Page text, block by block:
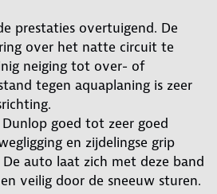
prestaties overtuigend. De
over het natte circuit te
neiging tot over- of
tegen aquaplaning is zeer
goed tot zeer goed
en zijdelingse grip
auto laat zich met deze band
veilig door de sneeuw sturen.